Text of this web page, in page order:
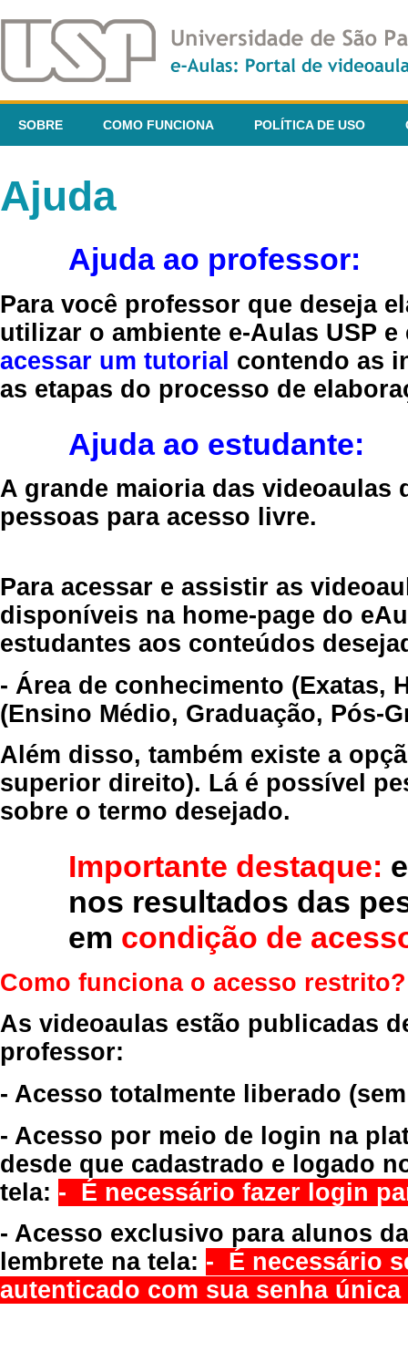
SOBRE COMO FUNCIONA POLÍTICA DE USO
Ajuda
Ajuda ao professor:
Para você professor que deseja
utilizar o ambiente e-Aulas USP
acessar um tutorial contendo as
as etapas do processo de
Ajuda ao estudante:
A grande maioria das videoaulas
pessoas para acesso livre.
Para acessar e assistir as
disponíveis na home-page do
estudantes aos conteúdos
- Área de conhecimento (Exatas,
(Ensino Médio, Graduação, Pós-
Além disso, também existe a
superior direito). Lá é possível
sobre o termo desejado.
Importante destaque:
nos resultados das
em condição de
Como funciona o acesso restrito?
As videoaulas estão publicadas
professor:
- Acesso totalmente liberado
- Acesso por meio de login na
desde que cadastrado e logado
tela: - É necessário fazer login
- Acesso exclusivo para alunos
lembrete na tela: - É necessário
autenticado com sua senha